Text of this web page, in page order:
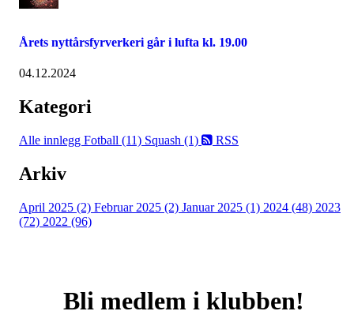
Årets nyttårsfyrverkeri går i lufta kl. 19.00
04.12.2024
Kategori
Alle innlegg Fotball (11) Squash (1) RSS
Arkiv
April 2025 (2) Februar 2025 (2) Januar 2025 (1) 2024 (48) 2023
(72) 2022 (96)
Bli medlem i klubben!